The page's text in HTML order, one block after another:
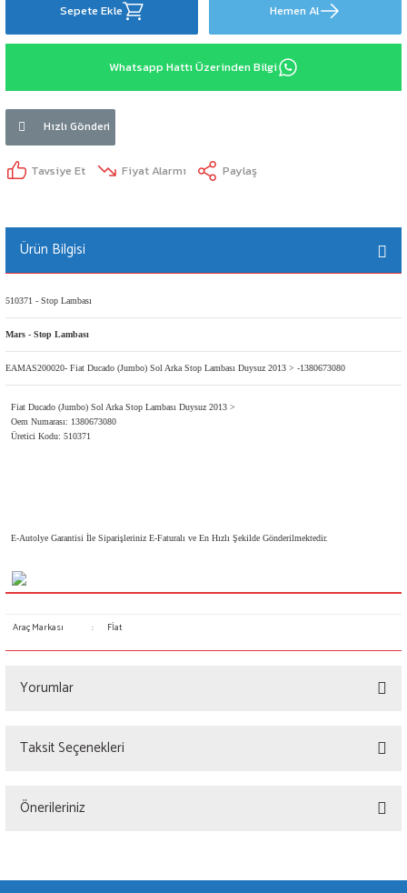
Sepete Ekle Hemen Al
Whatsapp Hattı Üzerinden Bilgi
Hızlı Gönderi
Tavsiye Et Fiyat Alarmı Paylaş
Ürün Bilgisi
510371 - Stop Lambası
Mars - Stop Lambası
EAMAS200020- Fiat Ducado (Jumbo) Sol Arka Stop Lambası Duysuz 2013 > -1380673080
Fiat Ducado (Jumbo) Sol Arka Stop Lambası Duysuz 2013 >
Oem Numarası: 1380673080
Üretici Kodu: 510371
E-Autolye Garantisi İle Siparişleriniz E-Faturalı ve En Hızlı Şekilde Gönderilmektedir.
Araç Markası : Fİat
Yorumlar
Taksit Seçenekleri
Önerileriniz
gördüğünüz noktaları öneri formunu kullanarak tarafımıza iletebilirsiniz.